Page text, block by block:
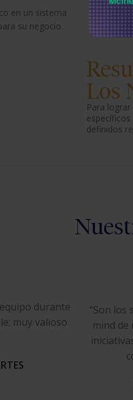
en un sistema
su negocio.
Los
Para
definidos
durante
muy valioso
“Son
mind